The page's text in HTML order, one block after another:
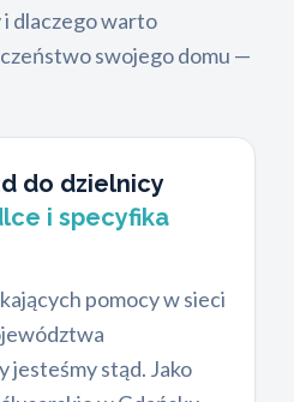
i dlaczego warto
swojego domu —
do dzielnicy
i specyfika
pomocy w sieci
jesteśmy stąd. Jako